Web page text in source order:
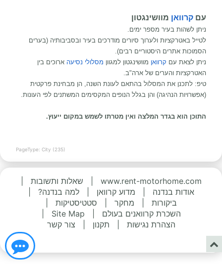
עם קרוואן מוושינגטון
ניתן לשהות בעיר מספר ימים.
לטייל באטרקציות ולערוך סיורים מודרכים בעיר ובסביבותיה (בערים
הסמוכות אתרים היסטוריים רבים).
ניתן לצאת עם קרוואן מוושינגטון למגוון מסלולי נסיעה ארוכים בין
האטרקציות והערים של ארה"ב.
טיפ: לתכנן את המסלול בהתאם לעונת השנה, הן מבחינת פרקטית
(אפשרויות הנהיגה) והן בגלל הנופים המקסימים המשתנים לפי העונות.
התוכן הוא בגדר המלצה ואין מטרתו לשמש במקום ייעוץ.
PageType: City (235)
www.rent-motorhome.com שאלות ותשובות
אודות בנדנה
מדוע קרוואן למה בנדנה?
ביקורות
מחקר סטטיסטיקות
השכרת קרוואנים בעולם
Site Map
הצהרת נגישות
תקנון צור קשר